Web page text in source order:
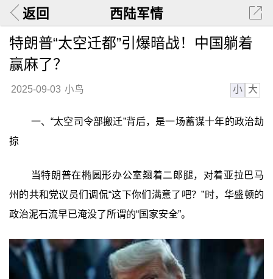
返回 西陆军情
特朗普“太空迁都”引爆暗战！中国躺着
赢麻了？
2025-09-03 小鸟 小 大
一、“太空司令部搬迁”背后，是一场蓄谋十年的政治劫
掠
当特朗普在椭圆形办公室翘着二郎腿，对着亚拉巴马
州的共和党议员们调侃“这下你们满意了吧？”时，华盛顿的
政治泥石流早已淹没了所谓的“国家安全”。